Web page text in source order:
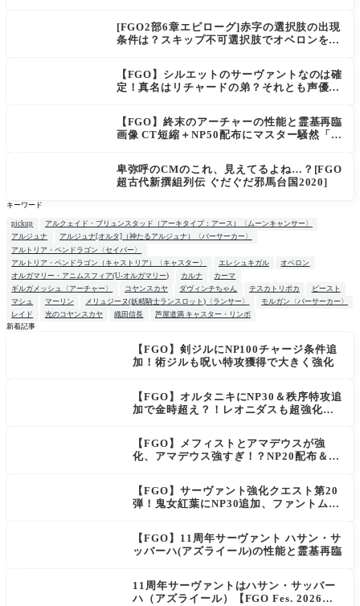
[FGO2部6章エピローグ]赤字の選択肢の出現
条件は？スキップ不可選択肢でオベロンを疑
上がり出てくる
【FGO】シルエットのサーヴァントなのは確
定！真名はリチャードの弟？それとも声優さ
【FGO】終末のアーチャーの性能と霊基再臨
画像 CT短縮＋NP50配布にマスター騒然「普
卑弥呼のCMのこれ、見えてるよね…？[FGO
超古代新撰組列伝 ぐだぐだ邪馬台国2020]
キーワード
pickup
アルクェイド・ブリュンスタッド（アーキタイプ：アース）〈ムーンキャンサー〉
アルジュナ
アルジュナ[オルタ]（神たるアルジュナ）〈バーサーカー〉
アルトリア・ペンドラゴン〈セイバー〉
アルトリア・ペンドラゴン（キャストリア）〈キャスター〉
エレシュキガル
オベロン
オルガマリー・アニムスフィア(U-オルガマリー)
カルナ
カーマ
ギルガメッシュ〈アーチャー〉
コヤンスカヤ ダヴィンチちゃん テスカトリポカ
ビースト
マシュ
マーリン メリュジーヌ(妖精騎士ランスロット)〈ランサー〉
モルガン〈バーサーカー〉
レイド
光のコヤンスカヤ 織田信長
芦屋道満 キャスター・リンボ
新着記事
【FGO】剣ジルにNP100チャージ条件追
加！術ジルも呪い特攻獲得で大きく強化
【FGO】オルタニキにNP30＆秩序特攻追
加で金時超え？！レオニダスも超強化で
【FGO】メフィストとアマデウスが強
化、アマデウス強すぎ！？NP20配布＆Ar
【FGO】サーヴァント強化クエスト第20
弾！鬼女紅葉にNP30追加、ファントムも
【FGO】11周年サーヴァント ハサン・サ
ッバーハ(アズライール)の性能と霊基再臨
11周年サーヴァントはハサン・サッバー
ハ（アズライール）【FGO Fes. 2026】